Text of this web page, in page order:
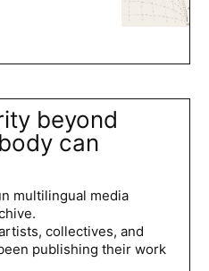
beyond
can
multilingual media
collectives, and
publishing their work